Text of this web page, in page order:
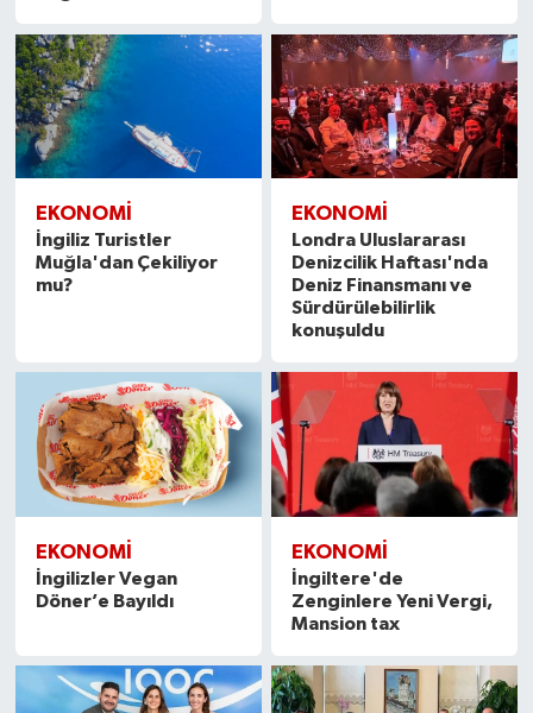
EKONOMİ
İngiliz Turistler
Muğla'dan Çekiliyor
mu?
EKONOMİ
Londra Uluslararası
Denizcilik Haftası'nda
Deniz Finansmanı ve
Sürdürülebilirlik
konuşuldu
EKONOMİ
İngilizler Vegan
Döner’e Bayıldı
EKONOMİ
İngiltere'de
Zenginlere Yeni Vergi,
Mansion tax